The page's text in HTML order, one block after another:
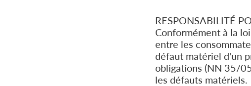
RESPONSABILITÉ
Conformément à la
entre les
défaut matériel d'un
obligations (NN 35/
les défauts matériels.